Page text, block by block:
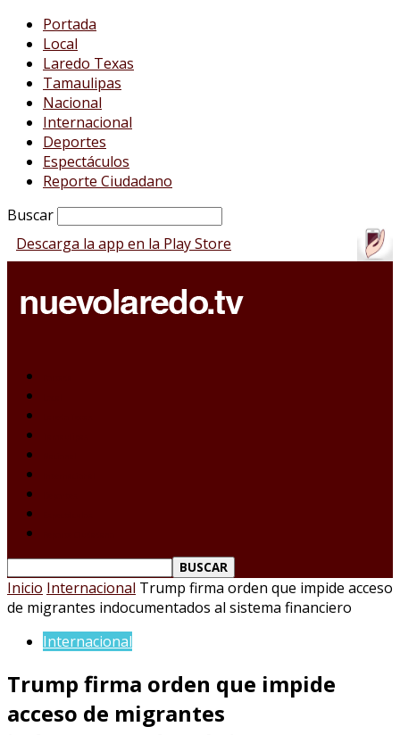
Portada
Local
Laredo Texas
Tamaulipas
Nacional
Internacional
Deportes
Espectáculos
Reporte Ciudadano
Buscar
Descarga la app en la Play Store
Inicio Internacional Trump firma orden que impide acceso
de migrantes indocumentados al sistema financiero
Internacional
Trump firma orden que impide
acceso de migrantes